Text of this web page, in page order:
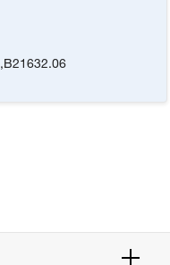
,B21632.06